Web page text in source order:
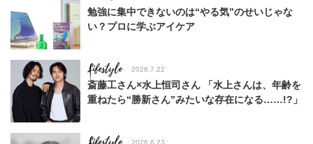
勉強に集中できないのは“やる気”のせいじゃな
い？プロに学ぶアイケア
Lifestyle 2026.7.22
斎藤工さん×水上恒司さん 「水上さんは、年齢を
重ねたら“勝新さん”みたいな存在になる……!?」
2026.6.23